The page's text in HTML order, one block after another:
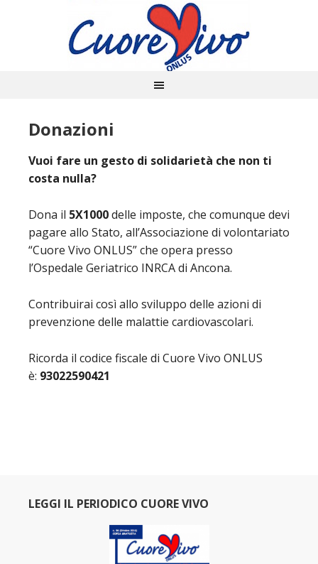
Donazioni
Vuoi fare un gesto di solidarietà che non ti
costa nulla?
Dona il 5X1000delle imposte, che comunque devi
pagare allo Stato, all’Associazione di volontariato
“Cuore Vivo ONLUS” che opera presso
l’Ospedale Geriatrico INRCA di Ancona.
Contribuirai così allo sviluppo delle azioni di
prevenzione delle malattie cardiovascolari.
Ricorda il codice fiscale di Cuore Vivo ONLUS
è: 93022590421
LEGGI IL PERIODICO CUORE VIVO